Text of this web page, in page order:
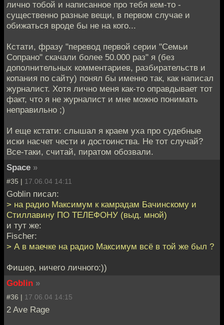
лично тобой и написанное про тебя кем-то -
существенно разные вещи, в первом случае и
обижаться вроде бы не на кого...
Кстати, фразу "перевод первой серии "Семьи
Сопрано" скачали более 50.000 раз" я (без
дополнительных комментариев, разбирательств и
копания по сайту) понял бы именно так, как написал
журналист. Хотя лично меня как-то оправдывает тот
факт, что я не журналист и мне можно понимать
неправильно ;)
И еще кстати: слышал я краем уха про судебные
иски насчет чести и достоинства. Не тот случай?
Все-таки, считай, пиратом обозвали.
Space »
#35 | 17.06.04 14:11
Goblin писал:
> на радио Максимум к камрадам Бачинскому и
Стиллавину ПО ТЕЛЕФОНУ (выд. мной)
и тут же:
Fischer:
> А в маечке на радио Максимум всё в той же был ?
Фишер, ничего личного:))
Goblin »
#36 | 17.06.04 14:15
2 Ave Rage